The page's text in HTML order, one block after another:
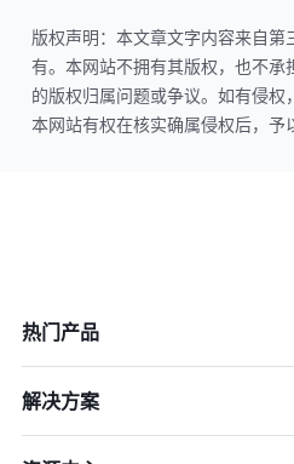
版权声明：本文章文字内容来自
有。本网站不拥有其版权，也不承
的版权归属问题或争议。如有侵权
本网站有权在核实确属侵权后，予
热门产品
解决方案